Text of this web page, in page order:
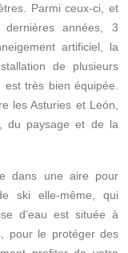
Parmi ceux-ci, et
années, 3
artificiel, la
de plusieurs
très bien équipée.
les Asturies et León,
du paysage et de la
dans une aire pour
ski elle-même, qui
d’eau est située à
pour le protéger des